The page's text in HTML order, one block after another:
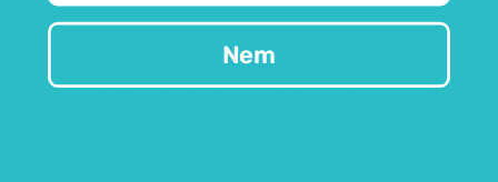
menti területeken található meg, azokon a
alacsonyabb. Az algák sok anyagot nyernek ki a
vízből, beleértve ajódotis. Használatuk Ázsiában
Nem